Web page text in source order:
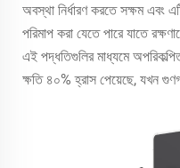
অবস্থা নির্ধারণ করতে সক্ষম এবং এটি
পরিমাপ করা যেতে পারে যাতে
এই পদ্ধতিগুলির মাধ্যমে
ক্ষতি ৪০% হ্রাস পেয়েছে, যখন